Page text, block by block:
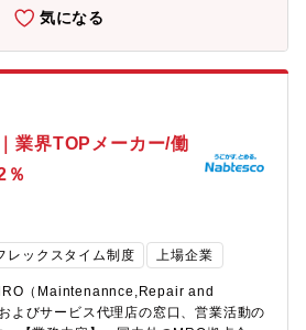
というスケールの大きなプロジェクト
在等）・当社の世界最先端、最高峰の技
業者岩崎彌太郎は政府より工部省長崎造
船所と命名して造船事業を開始したこと
た同社は発電プラントなどの社会インフ
送機器、大型ロケットなどの宇宙機器
グとものづくりのグローバルリーダー
ります。・2025年3月期決算で受注高
兆円、当期利益2,454億円等いずれ
を代表する企業でありながら、さらなる
在宅勤務、時間単位年休、フレックス
ン発電設備、発電プラント全体・補機、
のいずれかのグループにて上記業務を担
知識が必要となる場面が多いですが、
部署であり、様々なバックグラウンド
ます。<プラントエンジニア 中堅社員
切り拓く。プラントエンジニアが語
の軌跡>https://www.talent-
部長が描く三菱重工の未来
mhi/stories/55955?
、このガスタービンを用いたGTCC発電
取組んでいます。世界的な電力需要の増
気になる
業界TOPメーカー/働
％
レックスタイム制度 上場企業
（Maintenannce,Repair and
よびサービス代理店の窓口、営業活動の